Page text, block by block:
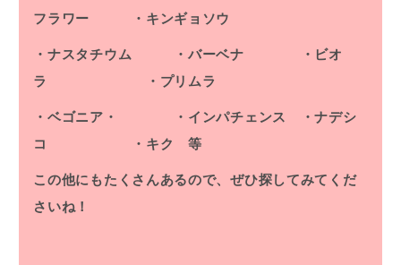
フラワー ・キンギョソウ
・ナスタチウム ・バーベナ ・ビオ
ラ ・プリムラ
・ベゴニア・ ・インパチェンス ・ナデシ
コ ・キク 等
この他にもたくさんあるので、ぜひ探してみてくだ
さいね！